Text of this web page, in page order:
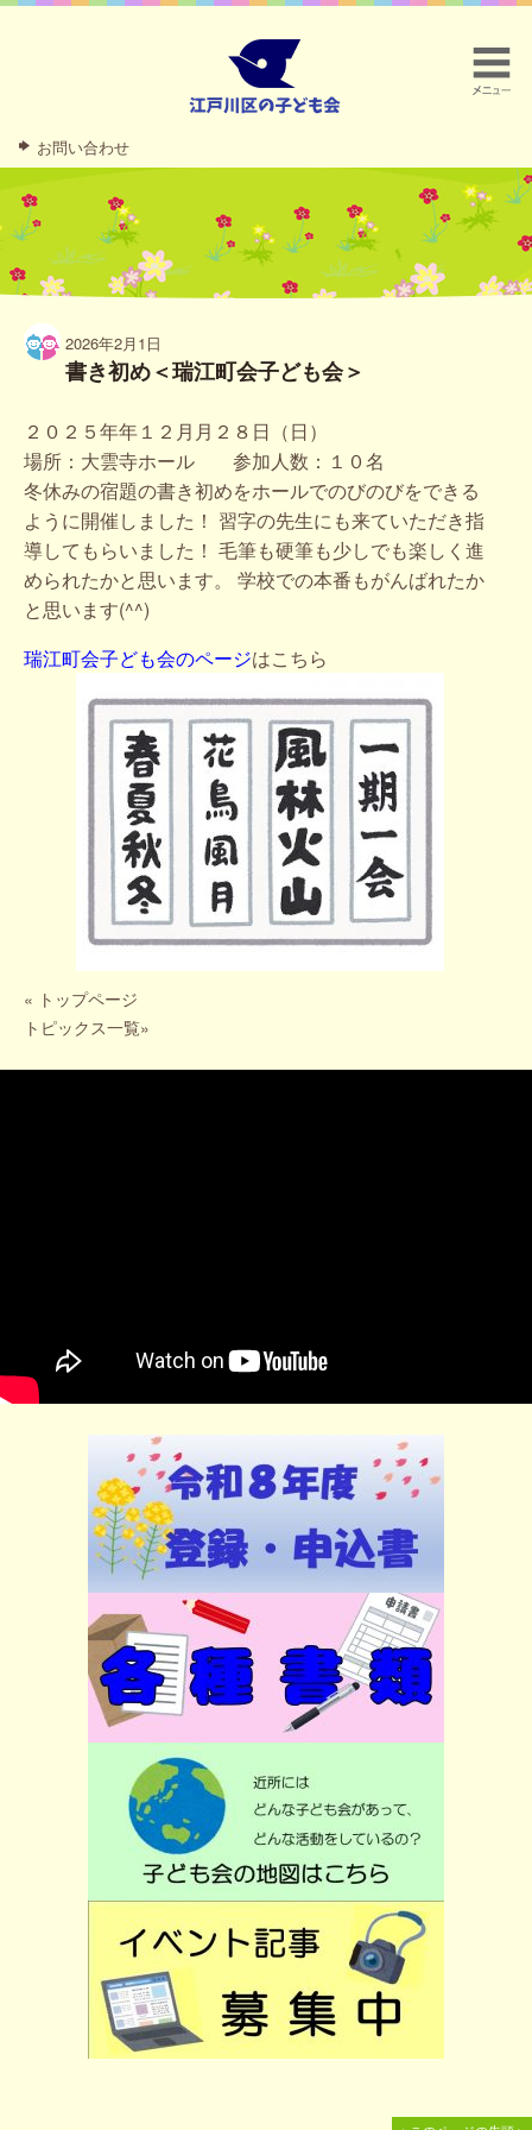
お問い合わせ
2026年2月1日
書き初め＜瑞江町会子ども会＞
２０２５年年１２月月２８日（日）
場所：大雲寺ホール 参加人数：１０名
冬休みの宿題の書き初めをホールでのびのびをできる
ように開催しました！ 習字の先生にも来ていただき指
導してもらいました！ 毛筆も硬筆も少しでも楽しく進
められたかと思います。 学校での本番もがんばれたか
と思います(^^)
瑞江町会子ども会のページはこちら
« トップページ
トピックス一覧»